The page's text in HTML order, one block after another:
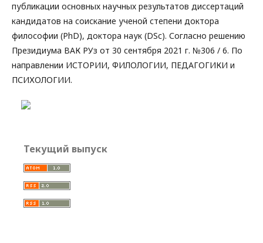
публикации основных научных результатов диссертаций
кандидатов на соискание ученой степени доктора
философии (PhD), доктора наук (DSc). Согласно решению
Президиума ВАК РУз от 30 сентября 2021 г. №306 / 6. По
направлении ИСТОРИИ, ФИЛОЛОГИИ, ПЕДАГОГИКИ и
ПСИХОЛОГИИ.
Текущий выпуск